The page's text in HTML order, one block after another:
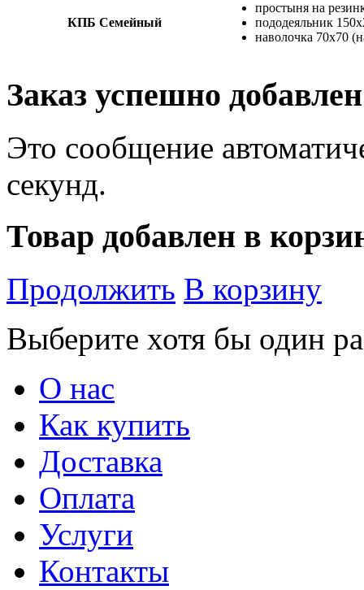
КПБ Семейный
простыня на
пододеяльник
наволочка 70х70
Заказ успешно
Это сообщение
секунд.
Товар добавлен в
Продолжить В корзину
Выберите хотя бы один
О нас
Как купить
Доставка
Оплата
Услуги
Контакты